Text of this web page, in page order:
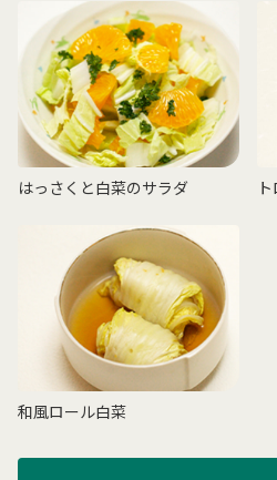
はっさくと白菜のサラダ
和風ロール白菜